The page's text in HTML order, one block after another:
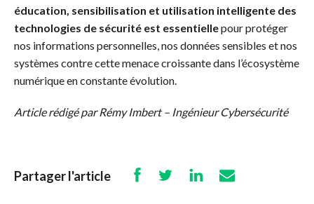
éducation, sensibilisation et utilisation intelligente des
technologies de sécurité est essentiellepour protéger
nos informations personnelles, nos données sensibles et nos
systèmes contre cette menace croissante dans l’écosystème
numérique en constante évolution.
Article rédigé par Rémy Imbert – Ingénieur Cybersécurité
Partager l'article